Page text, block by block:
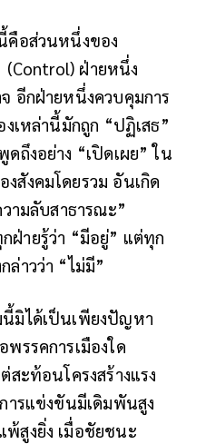
คือส่วนหนึ่งของ
(Control) ฝ่ายหนึ่ง
อีกฝ่ายหนึ่งควบคุมการ
เหล่านี้มักถูก “ปฏิเสธ”
ถึงอย่าง “เปิดเผย” ใน
สังคมโดยรวม อันเกิด
ามลับสาธารณะ”
ฝ่ายรู้ว่า “มีอยู่” แต่ทุก
ล่าวว่า “ไม่มี”
นี้มิได้เป็นเพียงปัญหา
รรคการเมืองใด
สะท้อนโครงสร้างแรง
ารแข่งขันมีเดิมพันสูง
สูงยิ่ง เมื่อชัยชนะ